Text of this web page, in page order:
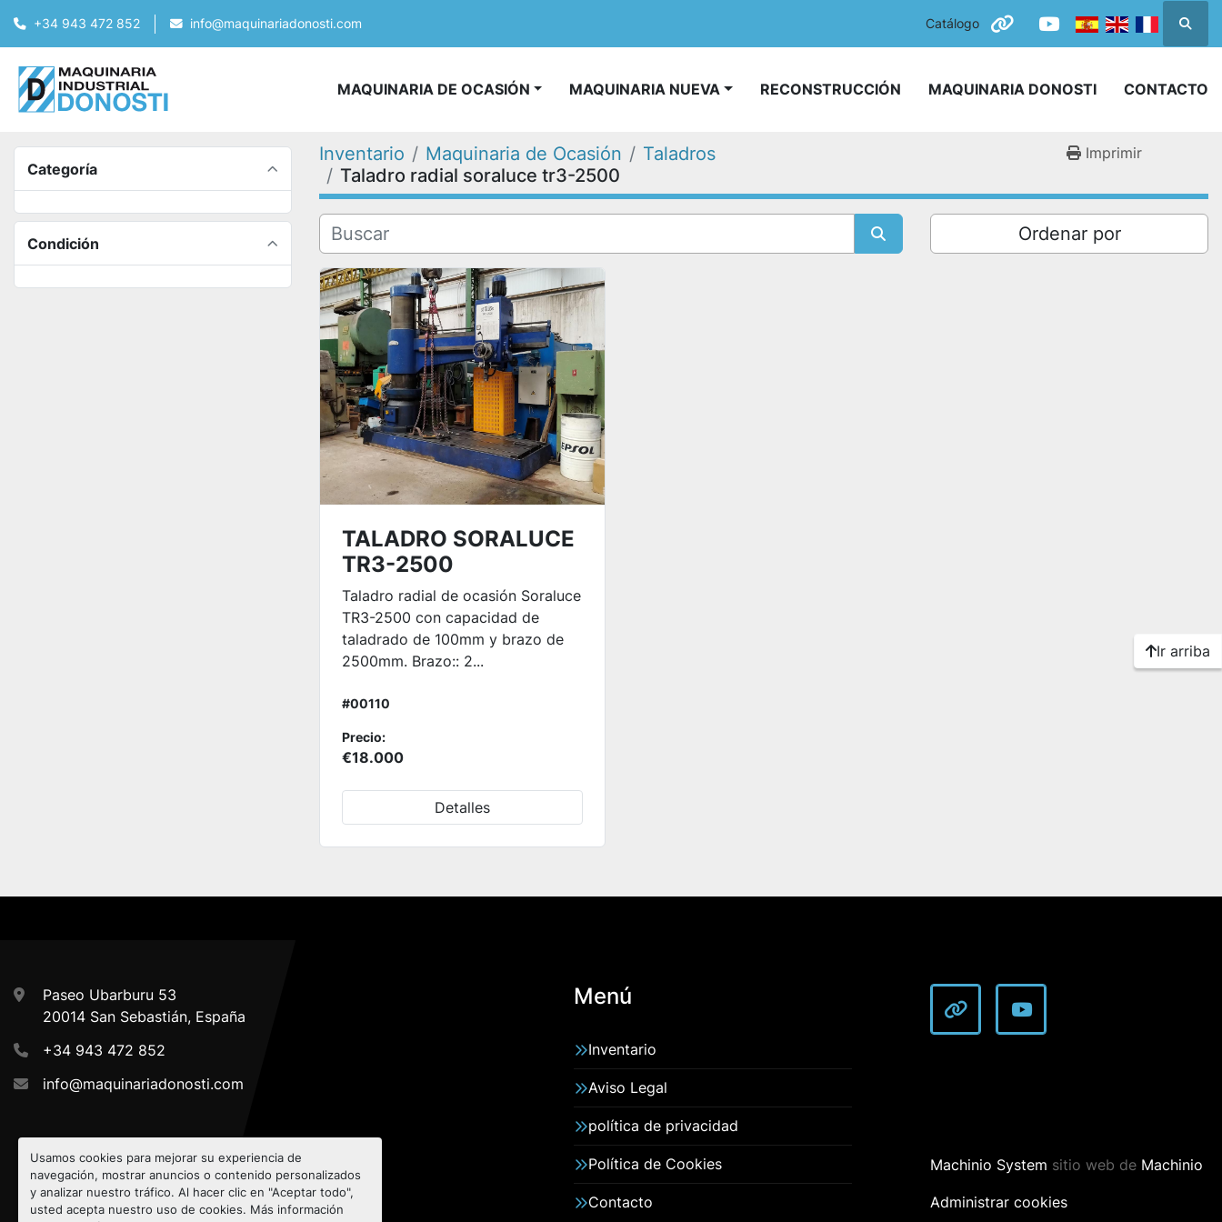
Usamos cookies para mejorar su experiencia de
navegación, mostrar anuncios o contenido personalizados
y analizar nuestro tráfico. Al hacer clic en "Aceptar todo",
usted acepta nuestro uso de cookies. Más información
+34 943 472 852 info@maquinariadonosti.com Catálogo
otheryoutube
MAQUINARIA NUEVA
MAQUINARIA DE OCASIÓN RECONSTRUCCIÓN MAQUINARIA DONOSTI CONTACTO
Categoría
Condición
Inventario Maquinaria de Ocasión
Taladros
Taladro radial soraluce tr3-2500
Imprimir
Ordenar por
TALADRO SORALUCE
TR3-2500
Taladro radial de ocasión Soraluce
TR3-2500 con capacidad de
taladrado de 100mm y brazo de
2500mm. Brazo:: 2...
#00110
Precio:
€18.000
Detalles
Ir arriba
Paseo Ubarburu 53
20014 San Sebastián, España
+34 943 472 852
info@maquinariadonosti.com
Menú
Inventario
Aviso Legal
política de privacidad
Política de Cookies
Contacto
other youtube
Machinio System sitio web de Machinio
Administrar cookies